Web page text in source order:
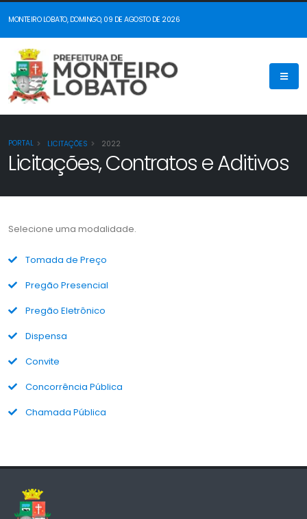
MONTEIRO LOBATO, DOMINGO, 09 DE AGOSTO DE 2026
PORTAL LICITAÇÕES 2022
Licitações, Contratos e Aditivos
Selecione uma modalidade.
Tomada de Preço
Pregão Presencial
Pregão Eletrônico
Dispensa
Convite
Concorrência Pública
Chamada Pública